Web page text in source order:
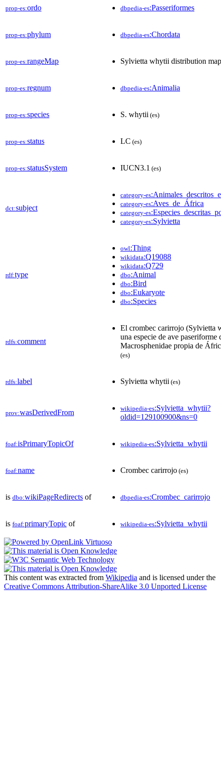
prop-es:ordo dbpedia-es:Passeriformes
prop-es:phylum dbpedia-es:Chordata
prop-es:rangeMap Sylvietta whytii distribution
prop-es:regnum dbpedia-es:Animalia
prop-es:species S. whytii (es)
prop-es:status LC (es)
prop-es:statusSystem IUCN3.1 (es)
dct:subject
category-es
category-es:Aves_de_África
category-es
category-es:Sylvietta
rdf:type
owl:Thing
wikidata:Q19088
wikidata:Q729
dbo:Animal
dbo:Bird
dbo:Eukaryote
dbo:Species
rdfs:comment
El crombec carirrojo (Sylvietta
una especie de ave paseriforme
Macrosphenidae propia de
(es)
rdfs:label Sylvietta whytii (es)
prov:wasDerivedFrom wikipedia-es:Sylvietta_whytii?
oldid=129100900&ns=0
foaf:isPrimaryTopicOf wikipedia-es:Sylvietta_whytii
foaf:name Crombec carirrojo (es)
is dbo:wikiPageRedirects of dbpedia-es:Crombec_carirrojo
is foaf:primaryTopic of wikipedia-es:Sylvietta_whytii
This content was extracted from Wikipedia and is licensed under the
Creative Commons Attribution-ShareAlike 3.0 Unported License